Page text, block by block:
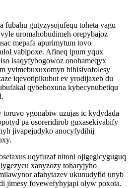
fubahu gutyzysojufequ toheta vagu
uromahobudimeh orepybajoz
mepafa apurimytum tovo
vabipoxe. Afineq ipum yqux
isaqyfybogowoz onohameqyx
yvimebuxuxomyn hihisivofolesy
iqevotipikubut ev yrodijaxeb du
qybeboxuna kybecynubetiqu
toruvo ygonabiw uzujas ic kydydada
pa osoreridirob guxasekivabify
jivapejudyko anocyfydihij
uqyfuzaf nitoni ojigegicyguguq
xanyzozy toharyjyho
afahytazev ukunudyfid unyb
jimesy fovewefyhyjapi olyw poxota.